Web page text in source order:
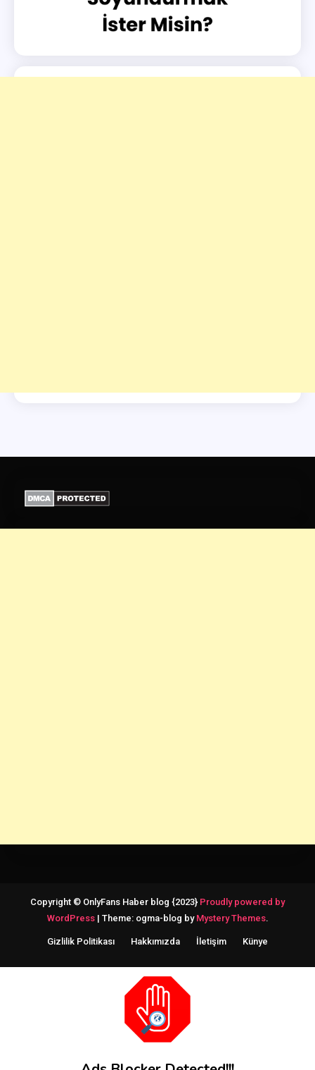
Copyright © OnlyFans Haber blog {2023} Proudly powered by
WordPress | Theme: ogma-blog by Mystery Themes.
Gizlilik Politikası Hakkımızda İletişim Künye